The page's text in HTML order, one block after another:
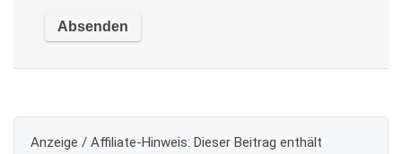
Anzeige / Affiliate-Hinweis: Dieser Beitrag enthält